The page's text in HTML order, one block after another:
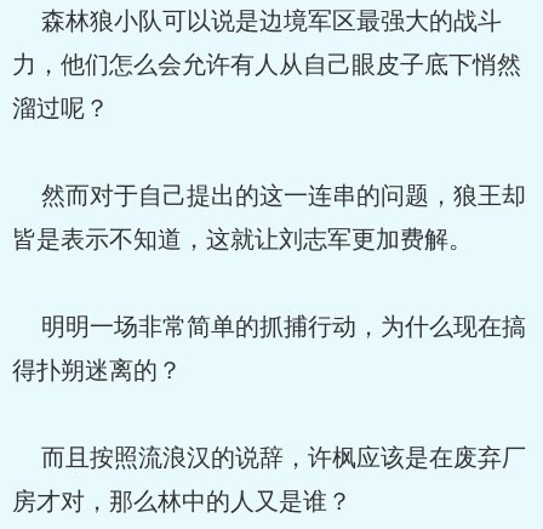
森林狼小队可以说是边境军区最强大的战斗
力，他们怎么会允许有人从自己眼皮子底下悄然
溜过呢？
然而对于自己提出的这一连串的问题，狼王却
皆是表示不知道，这就让刘志军更加费解。
明明一场非常简单的抓捕行动，为什么现在搞
得扑朔迷离的？
而且按照流浪汉的说辞，许枫应该是在废弃厂
房才对，那么林中的人又是谁？